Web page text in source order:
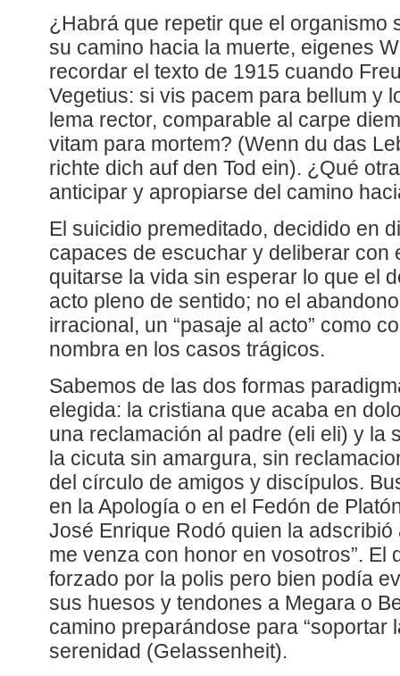
¿Habrá que repetir que el organismo
su camino hacia la muerte, eigenes
recordar el texto de 1915 cuando
Vegetius: si vis pacem para bellum y
lema rector, comparable al carpe
vitam para mortem? (Wenn du das
richte dich auf den Tod ein). ¿Qué
anticipar y apropiarse del camino
El suicidio premeditado, decidido en
capaces de escuchar y deliberar con
quitarse la vida sin esperar lo que el
acto pleno de sentido; no el
irracional, un “pasaje al acto” como
nombra en los casos trágicos.
Sabemos de las dos formas
elegida: la cristiana que acaba en
una reclamación al padre (eli eli) y la
la cicuta sin amargura, sin
del círculo de amigos y discípulos.
en la Apología o en el Fedón de
José Enrique Rodó quien la adscribió
me venza con honor en vosotros”. El
forzado por la polis pero bien podía
sus huesos y tendones a Megara o
camino preparándose para “soportar
serenidad (Gelassenheit).